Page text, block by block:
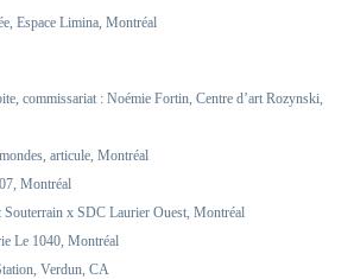
Espace Limina, Montréal
commissariat : Noémie Fortin, Centre d’art Rozynski,
articule, Montréal
Montréal
x SDC Laurier Ouest, Montréal
Le 1040, Montréal
Verdun, CA